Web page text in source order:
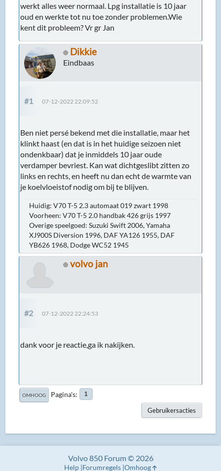
werkt alles weer normaal. Lpg installatie is 10 jaar
oud en werkte tot nu toe zonder problemen.Wie
kent dit probleem? Vr gr Jan
Dikkie
Eindbaas
#1 07-12-2022 22:09:52
Ben niet persé bekend met die installatie, maar het
klinkt haast (en dat is in het huidige seizoen niet
ondenkbaar) dat je inmiddels 10 jaar oude
verdamper bevriest. Kan wat dichtgeslibt zitten zo
links en rechts, en heeft nu dan echt de warmte van
je koelvloeistof nodig om bij te blijven.
Huidig: V70 T-5 2.3 automaat 019 zwart 1998
Voorheen: V70 T-5 2.0 handbak 426 grijs 1997
Overige speelgoed: Suzuki Swift 2006, Yamaha
XJ900S Diversion 1996, DAF YA126 1955, DAF
YB626 1968, Dodge WC52 1945
volvo jan
#2 07-12-2022 22:24:53
dank voor je reactie,ga ik nakijken.
OMHOOG Pagina's 1
Gebruikersacties
Volvo 850 Forum © 2026
Help Forumregels Omhoog